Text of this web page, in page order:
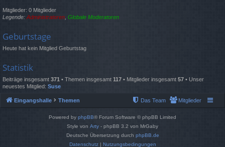
Mitglieder: 0 Mitglieder
Legende: Administratoren Globale Moderatoren
Geburtstage
Heute hat kein Mitglied Geburtstag
Statistik
Beiträge insgesamt 371 • Themen insgesamt 117 • Mitglieder insgesamt 57 • Unser
neuestes Mitglied: Suse
Eingangshalle Themen Mitglieder
Das Team
Powered by phpBB® Forum Software © phpBB Limited
Style von Arty - phpBB 3.2 von MrGaby
Deutsche Übersetzung durch phpBB.de
Datenschutz| Nutzungsbedingungen